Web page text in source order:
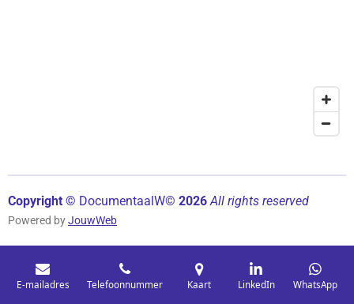
Copyright © Documentaal W© 2026All rights reserved
Powered byJouwWeb
E-mailadres Telefoonnummer Kaart LinkedIn WhatsApp